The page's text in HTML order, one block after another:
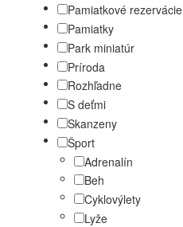
Pamiatkové rezervácie
Pamiatky
Park miniatúr
Príroda
Rozhľadne
S deťmi
Skanzeny
Šport
Adrenalín
Beh
Cyklovýlety
Lyže